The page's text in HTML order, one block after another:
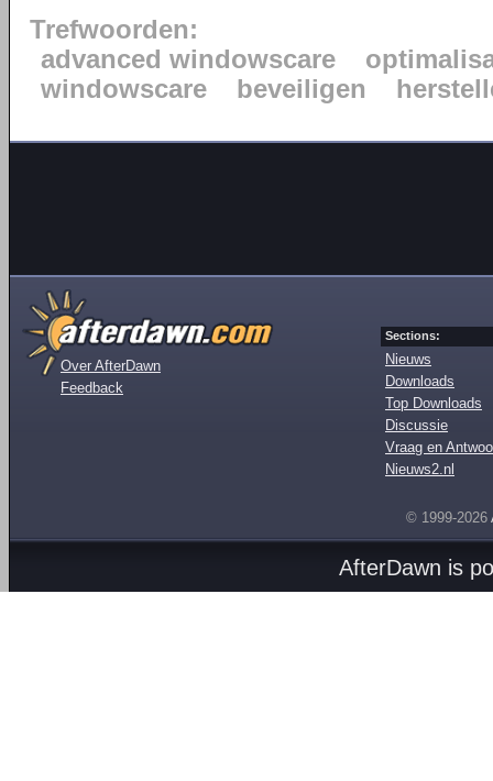
Trefwoorden:
advanced windowscare
windowscare
beveiligen
Over AfterDawn
Feedback
Sections:
Nieuws
Downloads
Top Downloads
Discussie
Vraag en
Nieuws2.nl
© 1999-2026
AfterDawn is